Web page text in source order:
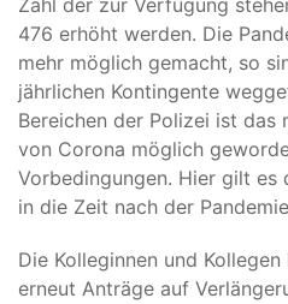
Zahl der zur Verfügung
476 erhöht werden. Die
mehr möglich gemacht, so
jährlichen Kontingente
Bereichen der Polizei ist das
von Corona möglich
Vorbedingungen. Hier gilt es
in die Zeit nach der
Die Kolleginnen und
erneut Anträge auf